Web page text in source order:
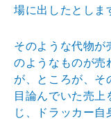
場に出したとしま
そのような代物が
のようなものが売
が、ところが、そ
目論んでいた売
じ、ドラッカー